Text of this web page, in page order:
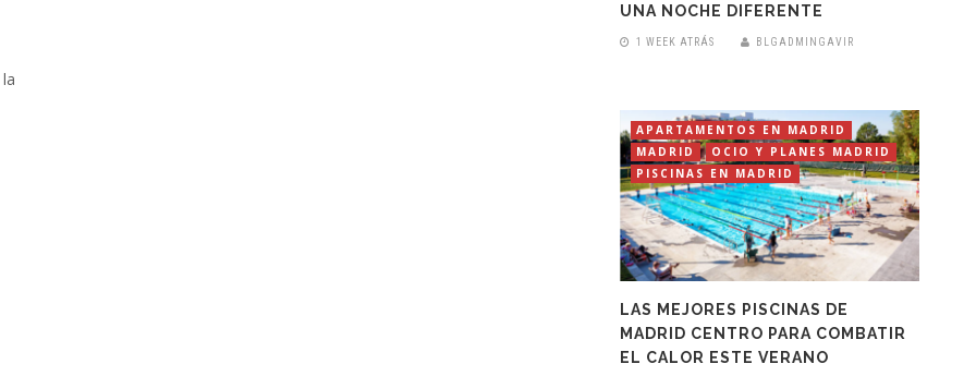
UNA NOCHE DIFERENTE
1 WEEK ATRÁS BLGADMINGAVIR
APARTAMENTOS EN MADRID
MADRID
OCIO Y PLANES MADRID
PISCINAS EN MADRID
LAS MEJORES PISCINAS DE
MADRID CENTRO PARA COMBATIR
EL CALOR ESTE VERANO